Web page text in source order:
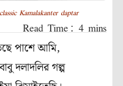
Kamalakanter daptar
পাশে আমি,
দলাদলির গল্প